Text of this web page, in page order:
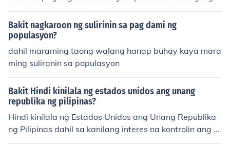
Bakit nagkaroon ng sulirinin sa pag dami ng
populasyon?
dahil maraming taong walang hanap buhay kaya mara
ming suliranin sa populasyon
Bakit Hindi kinilala ng estados unidos ang unang
republika ng pilipinas?
Hindi kinilala ng Estados Unidos ang Unang Republika
ng Pilipinas dahil sa kanilang interes na kontrolin ang m
ga teritoryo sa Asya pagkatapos ng Digmaang Espany